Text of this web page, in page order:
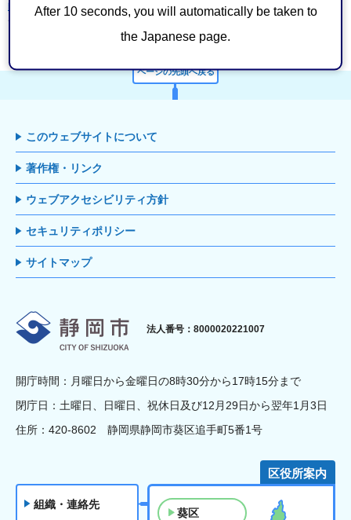
After 10 seconds, you will automatically be taken to
the Japanese page.
静岡市トップページ >市政情報> 静岡市の概要>3区の紹介> 葵区> 葵区イン
デックス
ページの先頭へ戻る
このウェブサイトについて
著作権・リンク
ウェブアクセシビリティ方針
セキュリティポリシー
サイトマップ
静岡市
法人番号：8000020221007
開庁時間：月曜日から金曜日の8時30分から17時15分まで
閉庁日：土曜日、日曜日、祝休日及び12月29日から翌年1月3日
住所：420-8602 静岡県静岡市葵区追手町5番1号
組織・連絡先
区役所案内
葵区